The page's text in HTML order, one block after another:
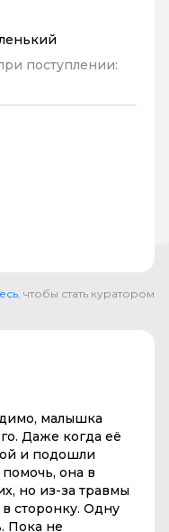
поступлении:
, чтобы стать куратором
малышка
Даже когда её
и подошли
она в
но из-за травмы
сторонку. Одну
Пока не